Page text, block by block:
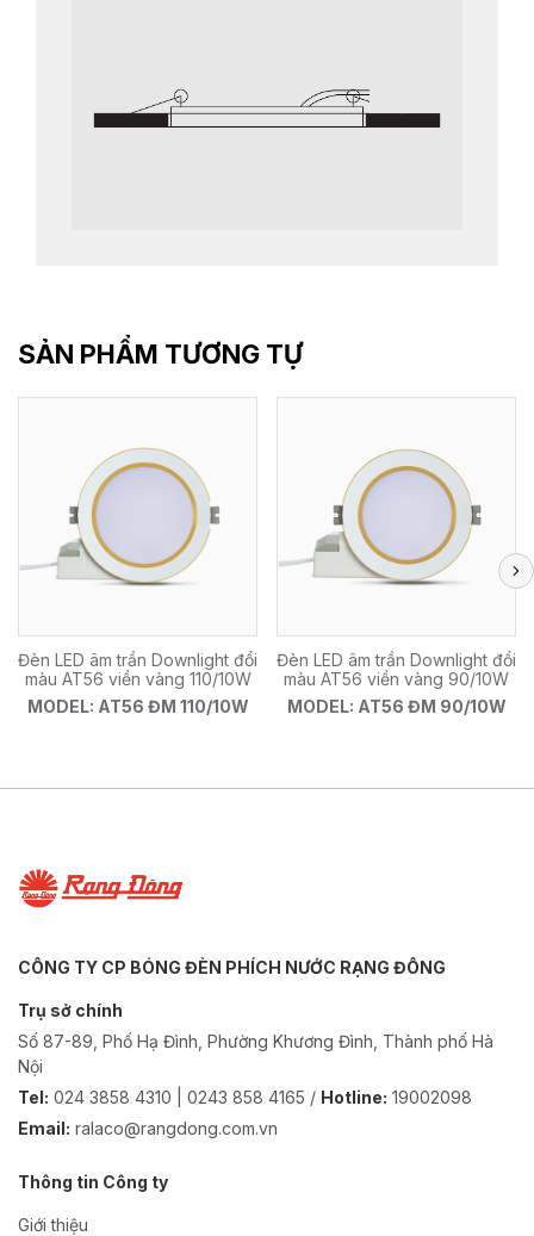
SẢN PHẨM TƯƠNG TỰ
Đèn LED âm trần Downlight đổi
màu AT56 viền vàng 110/10W
MODEL: AT56 ĐM 110/10W
Đèn LED âm trần Downlight đổi
màu AT56 viền vàng 90/10W
MODEL: AT56 ĐM 90/10W
CÔNG TY CP BÓNG ĐÈN PHÍCH NƯỚC RẠNG ĐÔNG
Trụ sở chính
Số 87-89, Phố Hạ Đình, Phường Khương Đình, Thành phố Hà
Nội
Tel: 024 3858 4310 | 0243 858 4165 / Hotline: 19002098
Email: ralaco@rangdong.com.vn
Thông tin Công ty
Giới thiệu